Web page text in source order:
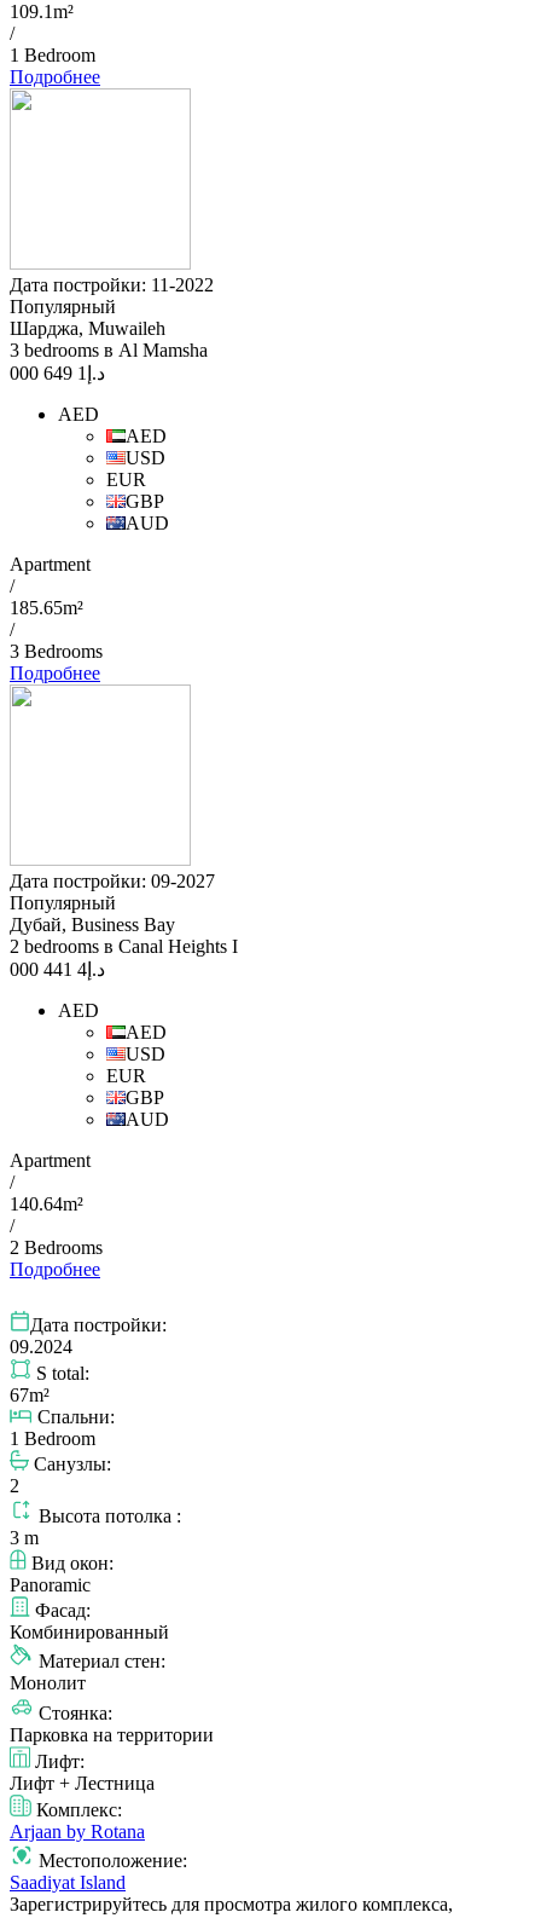
109.1m²
/
1 Bedroom
Подробнее
Дата постройки: 11-2022
Популярный
Шарджа, Muwaileh
3 bedrooms в Al Mamsha
د.إ 1 649 000
AED
AED
USD
EUR
GBP
AUD
Apartment
/
185.65m²
/
3 Bedrooms
Подробнее
Дата постройки: 09-2027
Популярный
Дубай, Business Bay
2 bedrooms в Canal Heights I
د.إ 4 441 000
AED
AED
USD
EUR
GBP
AUD
Apartment
/
140.64m²
/
2 Bedrooms
Подробнее
Дата постройки:
09.2024
S total:
67m²
Спальни:
1 Bedroom
Санузлы:
2
Высота потолка :
3 m
Вид окон:
Panoramic
Фасад:
Комбинированный
Материал стен:
Монолит
Стоянка:
Парковка на территории
Лифт:
Лифт + Лестница
Комплекс:
Arjaan by Rotana
Местоположение:
Saadiyat Island
Зарегистрируйтесь для просмотра жилого комплекса,